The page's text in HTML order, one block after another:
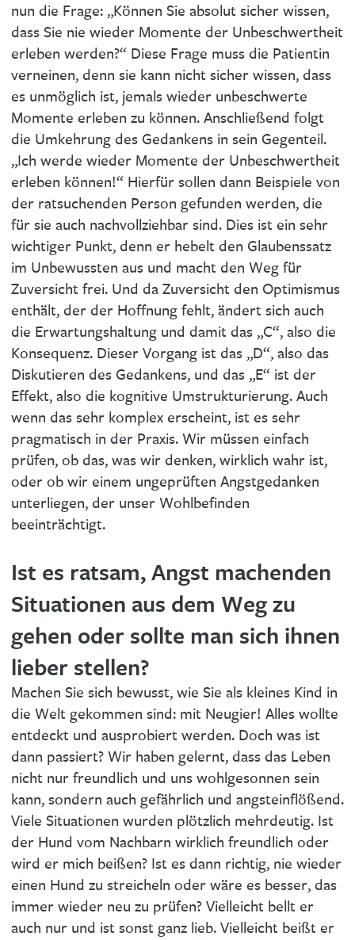
nun die Frage: „Können Sie absolut sicher wissen,
dass Sie nie wieder Momente der Unbeschwertheit
erleben werden?“ Diese Frage muss die Patientin
verneinen, denn sie kann nicht sicher wissen, dass
es unmöglich ist, jemals wieder unbeschwerte
Momente erleben zu können. Anschließend folgt
die Umkehrung des Gedankens in sein Gegenteil.
„Ich werde wieder Momente der Unbeschwertheit
erleben können!“ Hierfür sollen dann Beispiele von
der ratsuchenden Person gefunden werden, die
für sie auch nachvollziehbar sind. Dies ist ein sehr
wichtiger Punkt, denn er hebelt den Glaubenssatz
im Unbewussten aus und macht den Weg für
Zuversicht frei. Und da Zuversicht den Optimismus
enthält, der der Hoffnung fehlt, ändert sich auch
die Erwartungshaltung und damit das „C“, also die
Konsequenz. Dieser Vorgang ist das „D“, also das
Diskutieren des Gedankens, und das „E“ ist der
Effekt, also die kognitive Umstrukturierung. Auch
wenn das sehr komplex erscheint, ist es sehr
pragmatisch in der Praxis. Wir müssen einfach
prüfen, ob das, was wir denken, wirklich wahr ist,
oder ob wir einem ungeprüften Angstgedanken
unterliegen, der unser Wohlbefinden
beeinträchtigt.
Ist es ratsam, Angst machenden
Situationen aus dem Weg zu
gehen oder sollte man sich ihnen
lieber stellen?
Machen Sie sich bewusst, wie Sie als kleines Kind in
die Welt gekommen sind: mit Neugier! Alles wollte
entdeckt und ausprobiert werden. Doch was ist
dann passiert? Wir haben gelernt, dass das Leben
nicht nur freundlich und uns wohlgesonnen sein
kann, sondern auch gefährlich und angsteinflößend.
Viele Situationen wurden plötzlich mehrdeutig. Ist
der Hund vom Nachbarn wirklich freundlich oder
wird er mich beißen? Ist es dann richtig, nie wieder
einen Hund zu streicheln oder wäre es besser, das
immer wieder neu zu prüfen? Vielleicht bellt er
auch nur und ist sonst ganz lieb. Vielleicht beißt er